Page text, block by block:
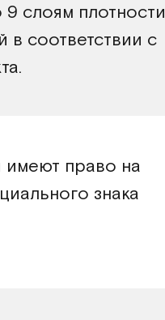
слоям плотности
в соответствии с
имеют право на
знака